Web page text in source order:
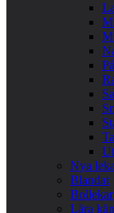
Nya
Blandat
Bollekar
Lära